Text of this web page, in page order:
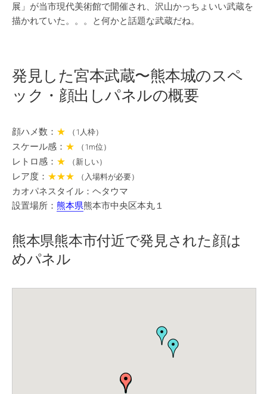
展」が当市現代美術館で開催され、沢山かっちょいい武蔵を
描かれていた。。。と何かと話題な武蔵だね。
発見した宮本武蔵〜熊本城のスペ
ック・顔出しパネルの概要
顔ハメ数： ★ （1人枠）
スケール感： ★ （1m位）
レトロ感： ★ （新しい）
レア度： ★★★ （入場料が必要）
カオパネスタイル：ヘタウマ
設置場所： 熊本県熊本市中央区本丸１
熊本県熊本市付近で発見された顔は
めパネル